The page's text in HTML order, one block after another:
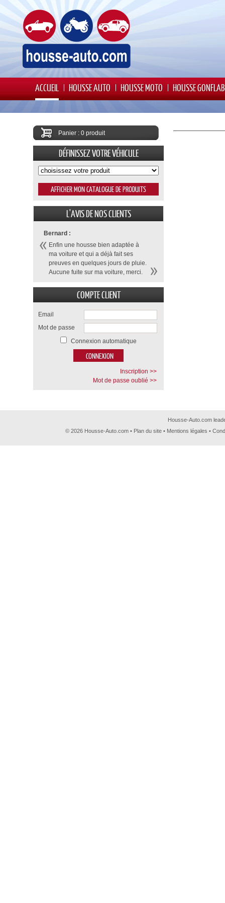
ACCUEIL HOUSSE AUTO HOUSSE MOTO HOUSSE
Panier : 0 produit
DÉFINISSEZ VOTRE VÉHICULE
L'AVIS DE NOS CLIENTS
Bernard :
Enfin une housse bien adaptée à
ma voiture et qui a déjà fait ses
preuves en quelques jours de pluie.
Aucune fuite sur ma voiture, merci.
COMPTE CLIENT
Email
Mot de passe
Connexion automatique
Inscription >>
Mot de passe oublié >>
Housse-Auto.com
© 2026 Housse-Auto.com • Plan du site • Mentions légales •